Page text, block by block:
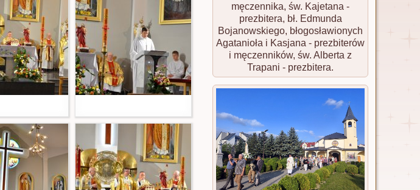
męczennika, św. Kajetana -
prezbitera, bł. Edmunda
Bojanowskiego, błogosławionych
Agatanioła i Kasjana - prezbiterów
i męczenników, św. Alberta z
Trapani - prezbitera.